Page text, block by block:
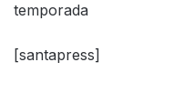
temporada
[santapress]